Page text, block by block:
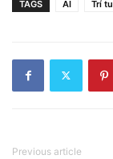
TAGS AI Trí
Previous article